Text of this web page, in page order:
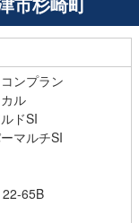
ンプラン
ル
ドSI
マルチSI
65B